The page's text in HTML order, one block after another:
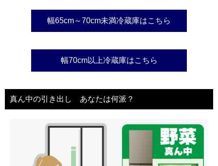
幅65cm～70cm未満冷蔵庫はこちら
幅70cm以上冷蔵庫はこちら
真ん中の引き出し あなたは何派？